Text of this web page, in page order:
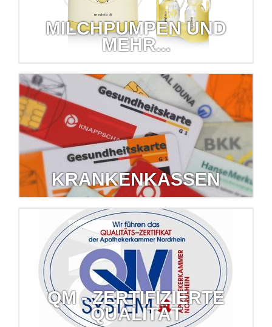
MILCHPUMPEN UND
MEHR...
Milchpumpen und mehr...
Wir verleihen Babywaagen, Milchpumpen, Inhalatoren und
sogar Blutdruckmessgeräte!
mehr erfahren...
KRANKENKASSEN
Krankenkassen
Wir lassen Sie bei den häufig nicht einfachen
Krankenkassenangelegenheiten nicht allein.
mehr erfahren...
QM - ZERTIFIZIERTE
QUALITÄT